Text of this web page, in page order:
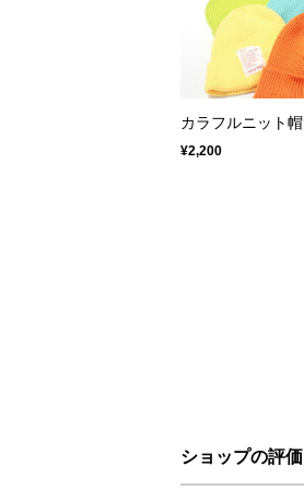
カラフルニット帽
¥2,200
ショップの評価